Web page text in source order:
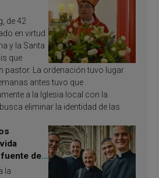
de 42
en virtud
y la Santa
que
pastor. La ordenación tuvo lugar
antes tuvo que
a la Iglesia local con la
eliminar la identidad de las
de
la